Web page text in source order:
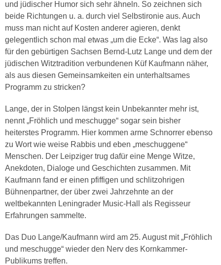
und jüdischer Humor sich sehr ähneln. So zeichnen sich
beide Richtungen u. a. durch viel Selbstironie aus. Auch
muss man nicht auf Kosten anderer agieren, denkt
gelegentlich schon mal etwas „um die Ecke“. Was lag also
für den gebürtigen Sachsen Bernd-Lutz Lange und dem der
jüdischen Witztradition verbundenen Küf Kaufmann näher,
als aus diesen Gemeinsamkeiten ein unterhaltsames
Programm zu stricken?
Lange, der in Stolpen längst kein Unbekannter mehr ist,
nennt „Fröhlich und meschugge“ sogar sein bisher
heiterstes Programm. Hier kommen arme Schnorrer ebenso
zu Wort wie weise Rabbis und eben „meschuggene“
Menschen. Der Leipziger trug dafür eine Menge Witze,
Anekdoten, Dialoge und Geschichten zusammen. Mit
Kaufmann fand er einen pfiffigen und schlitzohrigen
Bühnenpartner, der über zwei Jahrzehnte an der
weltbekannten Leningrader Music-Hall als Regisseur
Erfahrungen sammelte.
Das Duo Lange/Kaufmann wird am 25. August mit „Fröhlich
und meschugge“ wieder den Nerv des Kornkammer-
Publikums treffen.